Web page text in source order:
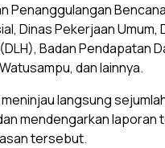
Penanggulangan
Dinas Pekerjaan Umum,
Badan Pendapatan
dan lainnya.
meninjau langsung
mendengarkan laporan
tersebut.